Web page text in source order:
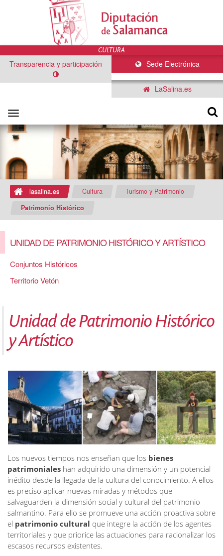
Sede Electrónica
Transparencia y participación
LaSalina.es
Toggle
navigation
lasalina.es Cultura
Turismo y Patrimonio
Patrimonio Histórico
UNIDAD DE PATRIMONIO HISTÓRICO Y ARTÍSTICO
Conjuntos Históricos
Territorio Vetón
Unidad de Patrimonio Histórico
y Artístico
Los nuevos tiempos nos enseñan que los bienes
patrimoniales han adquirido una dimensión y un potencial
inédito desde la llegada de la cultura del conocimiento. A ellos
es preciso aplicar nuevas miradas y métodos que
salvaguarden la dimensión social y cultural del patrimonio
salmantino. Para ello se promueve una acción proactiva sobre
el patrimonio cultural que integre la acción de los agentes
territoriales y que priorice las actuaciones para racionalizar los
escasos recursos existentes.